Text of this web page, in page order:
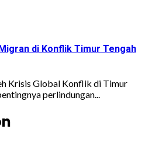
di Konflik Timur Tengah
Krisis Global Konflik di Timur
perlindungan...